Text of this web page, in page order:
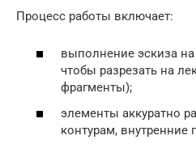
Процесс работы включает:
выполнение эскиза на
чтобы разрезать на
фрагменты);
элементы аккуратно
контурам,